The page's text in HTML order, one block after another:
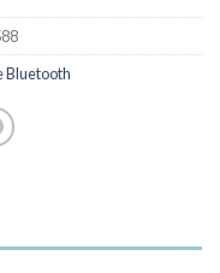
Bluetooth